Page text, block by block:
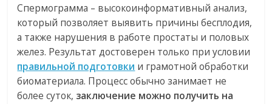
Спермограмма – высокоинформативный анализ,
который позволяет выявить причины бесплодия,
а также нарушения в работе простаты и половых
желез. Результат достоверен только при условии
правильной подготовки и грамотной обработки
биоматериала. Процесс обычно занимает не
более суток, заключение можно получить на